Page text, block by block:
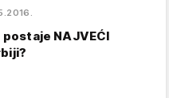
NAJVEĆI